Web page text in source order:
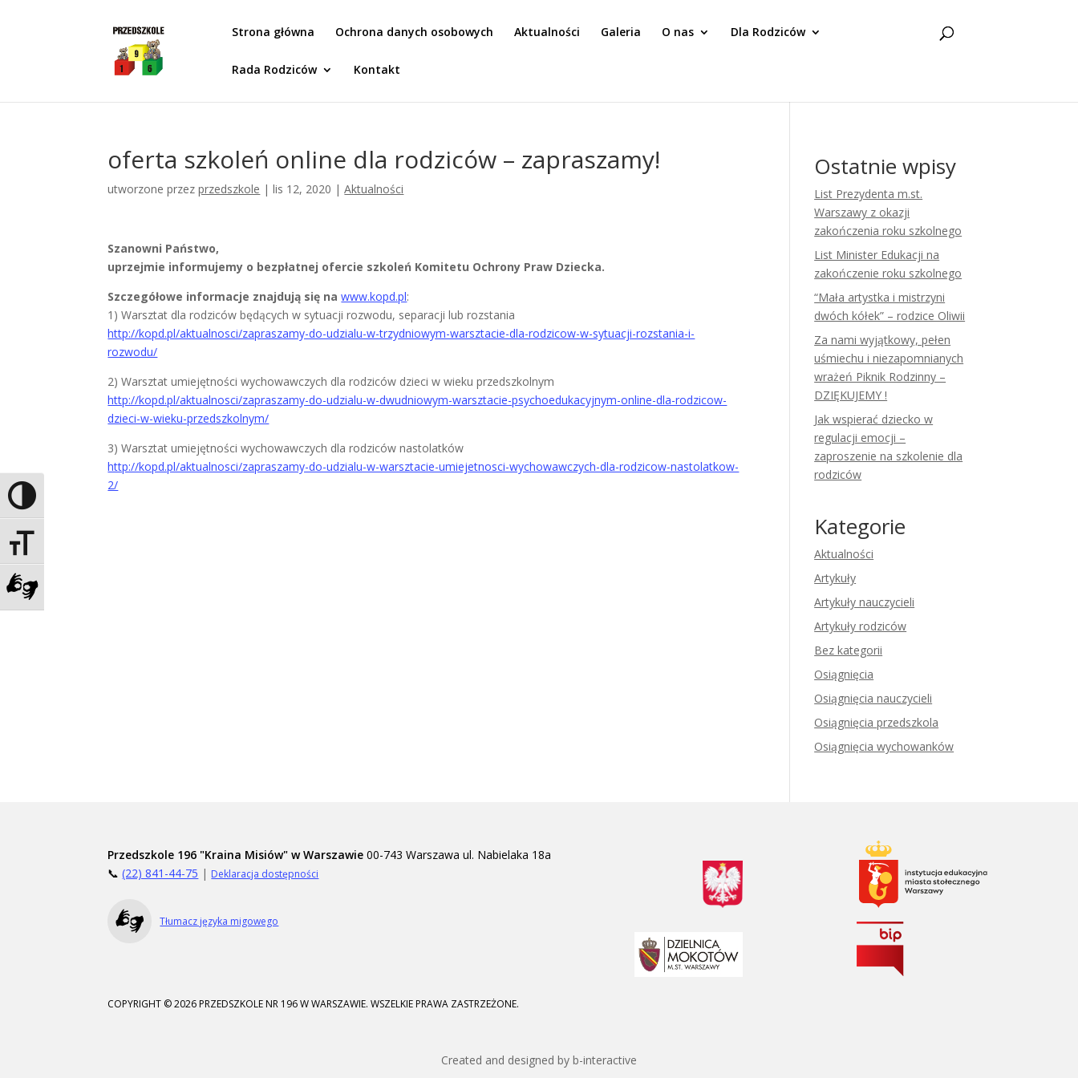
Toggle High Contrast
Toggle Font size
Zadzwoń do tłumacza języka migowego
Strona główna Ochrona danych osobowych Aktualności Galeria O nas Dla Rodziców
Rada Rodziców Kontakt
oferta szkoleń online dla rodziców – zapraszamy!
utworzone przezprzedszkole |lis 12, 2020 |Aktualności
Szanowni Państwo,
uprzejmie informujemy o bezpłatnej ofercie szkoleń Komitetu Ochrony Praw Dziecka.
Szczegółowe informacje znajdują się na www.kopd.pl:
1) Warsztat dla rodziców będących w sytuacji rozwodu, separacji lub rozstania
http://kopd.pl/aktualnosci/zapraszamy-do-udzialu-w-trzydniowym-warsztacie-dla-rodzicow-w-sytuacji-rozstania-i-
rozwodu/
2) Warsztat umiejętności wychowawczych dla rodziców dzieci w wieku przedszkolnym
http://kopd.pl/aktualnosci/zapraszamy-do-udzialu-w-dwudniowym-warsztacie-psychoedukacyjnym-online-dla-rodzicow-
dzieci-w-wieku-przedszkolnym/
3) Warsztat umiejętności wychowawczych dla rodziców nastolatków
http://kopd.pl/aktualnosci/zapraszamy-do-udzialu-w-warsztacie-umiejetnosci-wychowawczych-dla-rodzicow-nastolatkow-
2/
Ostatnie wpisy
List Prezydenta m.st.
Warszawy z okazji
zakończenia roku szkolnego
List Minister Edukacji na
zakończenie roku szkolnego
“Mała artystka i mistrzyni
dwóch kółek” – rodzice Oliwii
Za nami wyjątkowy, pełen
uśmiechu i niezapomnianych
wrażeń Piknik Rodzinny –
DZIĘKUJEMY !
Jak wspierać dziecko w
regulacji emocji –
zaproszenie na szkolenie dla
rodziców
Kategorie
Aktualności
Artykuły
Artykuły nauczycieli
Artykuły rodziców
Bez kategorii
Osiągnięcia
Osiągnięcia nauczycieli
Osiągnięcia przedszkola
Osiągnięcia wychowanków
Przedszkole 196 "Kraina Misiów" w Warszawie 00-743 Warszawa ul. Nabielaka 18a
📞(22) 841-44-75 | Deklaracja dostępności
Tłumacz języka migowego
COPYRIGHT © 2026 PRZEDSZKOLE NR 196 W WARSZAWIE. WSZELKIE PRAWA ZASTRZEŻONE.
Created and designed by b-interactive